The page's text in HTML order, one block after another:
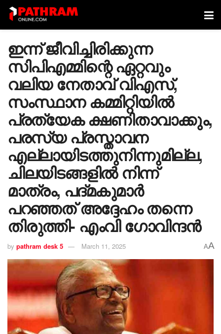
ഇന്ന് ജീവിച്ചിരിക്കുന്ന
സിപിഎമ്മിന്റെ ഏറ്റവും
വലിയ നേതാവ് വിഎസ്,
സംസ്ഥാന കമ്മിറ്റിയിൽ
പ്രത്യേക ക്ഷണിതാവാക്കും,
പരസ്യ പ്രസ്താവന
എല്ലായിടത്തുനിന്നുമില്ല,
ചിലയിടങ്ങളിൽ നിന്ന്
മാത്രം, പദ്മകുമാർ
പറഞ്ഞത് അദ്ദേഹം തന്നെ
തിരുത്തി- എംവി ​ഗോവിന്ദൻ
by pathram desk 5 March 11, 2025 AA